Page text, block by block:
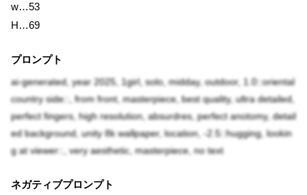
w…53
H…69
プロンプト
ai-generated, year 2025, 1girl, solo, midday, outdoor, 1.0::oriental
country side::, from front, masterpiece, best quality, ultra detailed,
perfect fingers, high resolution, absurdres, perfect anotomy, detail
ed background, unity 8k wallpaper, location, -2.5::hugging, lookin
g at viewer::, very aesthetic, masterpiece, no text
ネガティブプロンプト